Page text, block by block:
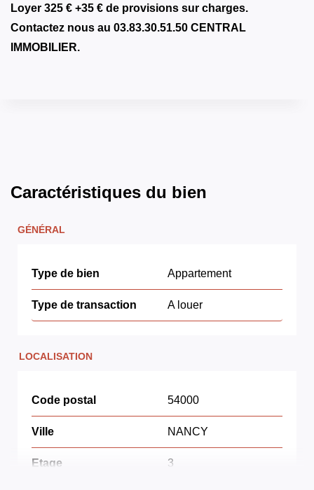
Loyer 325 € +35 € de provisions sur charges.
Contactez nous au 03.83.30.51.50 CENTRAL
IMMOBILIER.
Caractéristiques du bien
GÉNÉRAL
Type de bien Appartement
Type de transaction A louer
LOCALISATION
Code postal 54000
Ville NANCY
Etage 3